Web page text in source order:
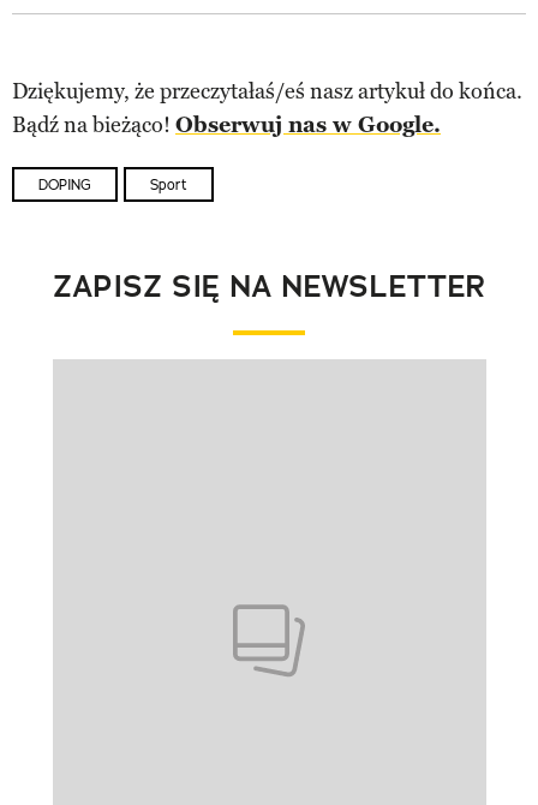
Dziękujemy, że przeczytałaś/eś nasz artykuł do końca.
Bądź na bieżąco! Obserwuj nas w Google.
DOPING Sport
ZAPISZ SIĘ NA NEWSLETTER